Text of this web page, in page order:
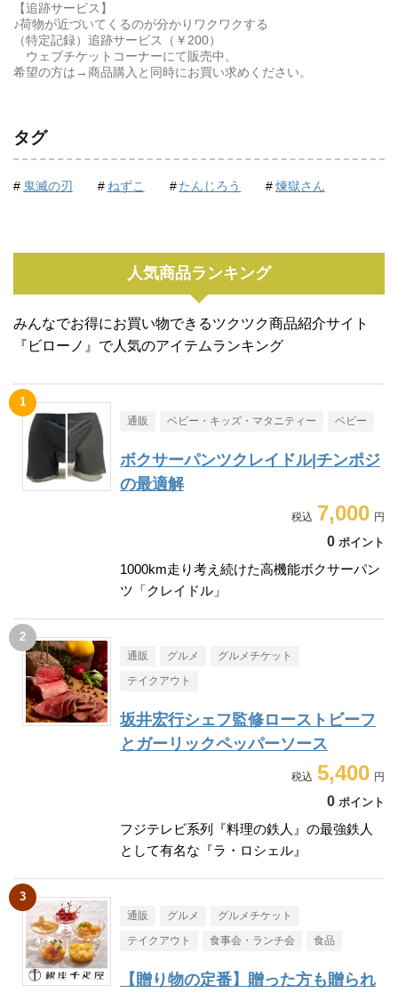
【追跡サービス】
♪荷物が近づいてくるのが分かりワクワクする
（特定記録）追跡サービス（￥200）
ウェブチケットコーナーにて販売中。
希望の方は→商品購入と同時にお買い求めください。
タグ
鬼滅の刃 ねずこ たんじろう 煉獄さん
人気商品ランキング
みんなでお得にお買い物できるツクツク商品紹介サイト
『ビローノ』で人気のアイテムランキング
通販 ベビー・キッズ・マタニティー ベビー
ボクサーパンツクレイドル|チンポジ
の最適解
7,000
0 ポイント
1000km走り考え続けた高機能ボクサーパン
ツ「クレイドル」
通販 グルメ グルメチケット
テイクアウト
坂井宏行シェフ監修ローストビーフ
とガーリックペッパーソース
5,400
0 ポイント
フジテレビ系列『料理の鉄人』の最強鉄人
として有名な『ラ・ロシェル』
通販 グルメ グルメチケット
テイクアウト 食事会・ランチ会 食品
【贈り物の定番】贈った方も贈られ